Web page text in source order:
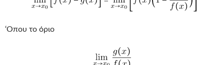
‘Οπου το όριο